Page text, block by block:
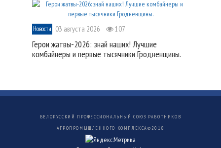
Новости 03 августа 2026 107
Герои жатвы-2026: знай наших! Лучшие
комбайнеры и первые тысячники Гродненщины.
БЕЛОРУССКИЙ ПРОФЕССИОНАЛЬНЫЙ СОЮЗ РАБОТНИКОВ
АГРОПРОМЫШЛЕННОГО КОМПЛЕКСА© 2018